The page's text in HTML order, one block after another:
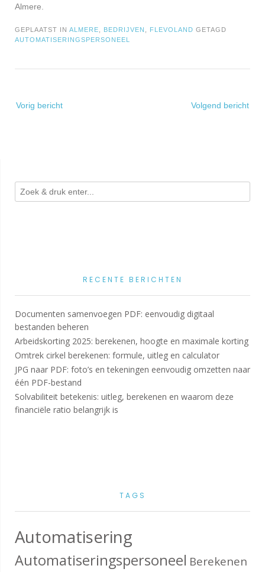
Almere.
GEPLAATST IN ALMERE BEDRIJVEN FLEVOLAND GETAGD
AUTOMATISERINGSPERSONEEL
navigatie
Vorig bericht Volgend bericht
RECENTE BERICHTEN
Documenten samenvoegen PDF: eenvoudig digitaal
bestanden beheren
Arbeidskorting 2025: berekenen, hoogte en maximale korting
Omtrek cirkel berekenen: formule, uitleg en calculator
JPG naar PDF: foto’s en tekeningen eenvoudig omzetten naar
één PDF-bestand
Solvabiliteit betekenis: uitleg, berekenen en waarom deze
financiële ratio belangrijk is
TAGS
Automatisering
Automatiseringspersoneel Berekenen